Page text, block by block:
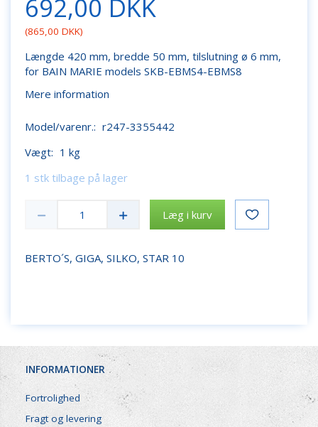
692,00 DKK
(865,00 DKK)
Længde 420 mm, bredde 50 mm, tilslutning ø 6 mm,
for BAIN MARIE models SKB-EBMS4-EBMS8
Mere information
Model/varenr.: r247-3355442
Vægt: 1 kg
1 stk tilbage på lager
Læg i kurv
BERTO´S, GIGA, SILKO, STAR 10
INFORMATIONER
Fortrolighed
Fragt og levering